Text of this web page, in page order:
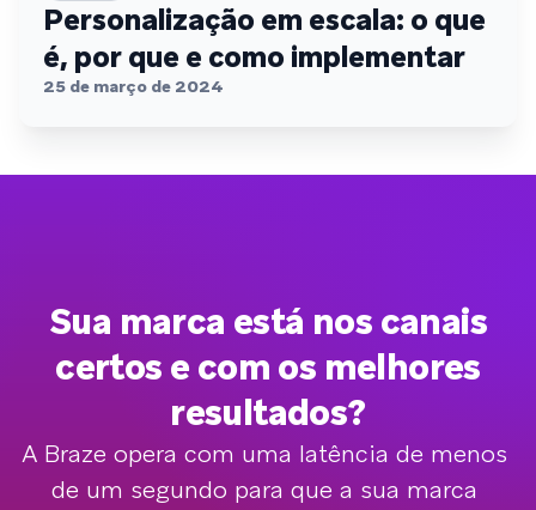
Personalização em escala: o que
é, por que e como implementar
25 de março de 2024
Sua marca está nos canais
certos e com os melhores
resultados?
A Braze opera com uma latência de menos
de um segundo para que a sua marca